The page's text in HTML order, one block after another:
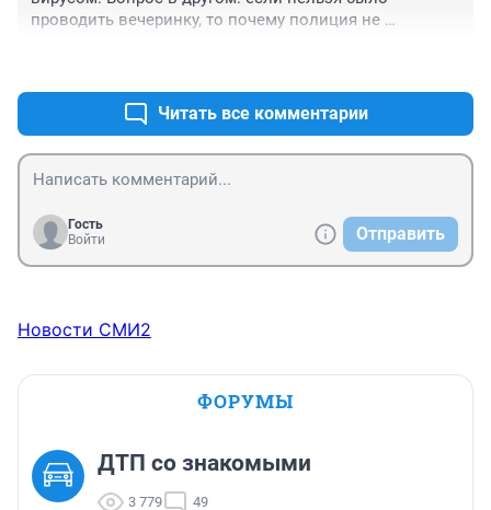
проводить вечеринку, то почему полиция не
Читать все комментарии
Гость
Войти
Отправить
Новости СМИ2
ФОРУМЫ
ДТП со знакомыми
3 779 49